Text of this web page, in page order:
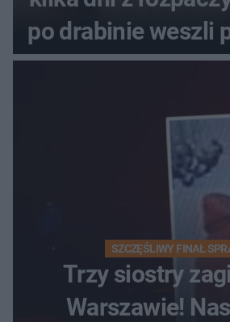
po drabinie weszli
SZCZĘŚLIWY FINAŁ
Trzy siostry
Warszawie!